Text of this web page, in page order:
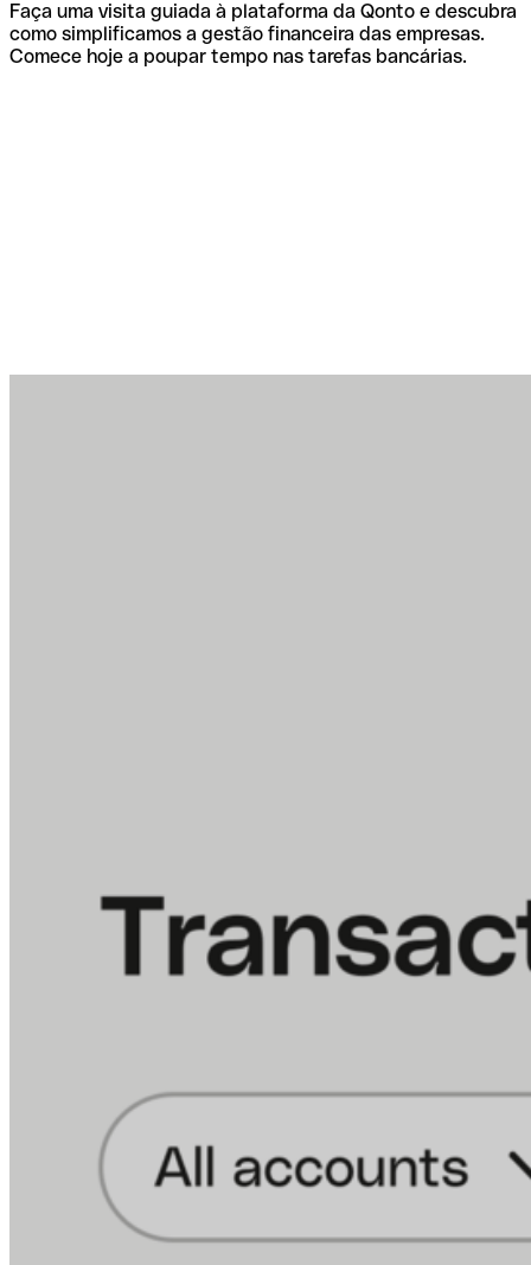
Faça uma visita guiada à plataforma da Qonto e descubra
como simplificamos a gestão financeira das empresas.
Comece hoje a poupar tempo nas tarefas bancárias.